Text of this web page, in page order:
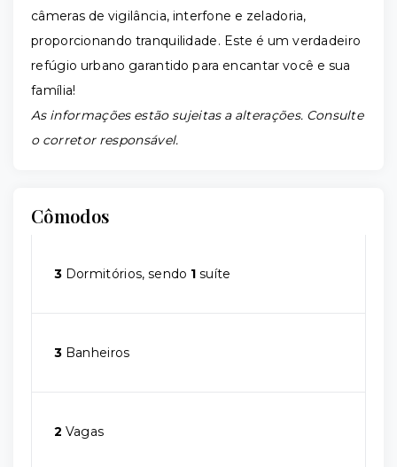
câmeras de vigilância, interfone e zeladoria,
proporcionando tranquilidade. Este é um verdadeiro
refúgio urbano garantido para encantar você e sua
família!
As informações estão sujeitas a alterações. Consulte
o corretor responsável.
Cômodos
3 Dormitórios, sendo 1 suíte
3 Banheiros
2 Vagas